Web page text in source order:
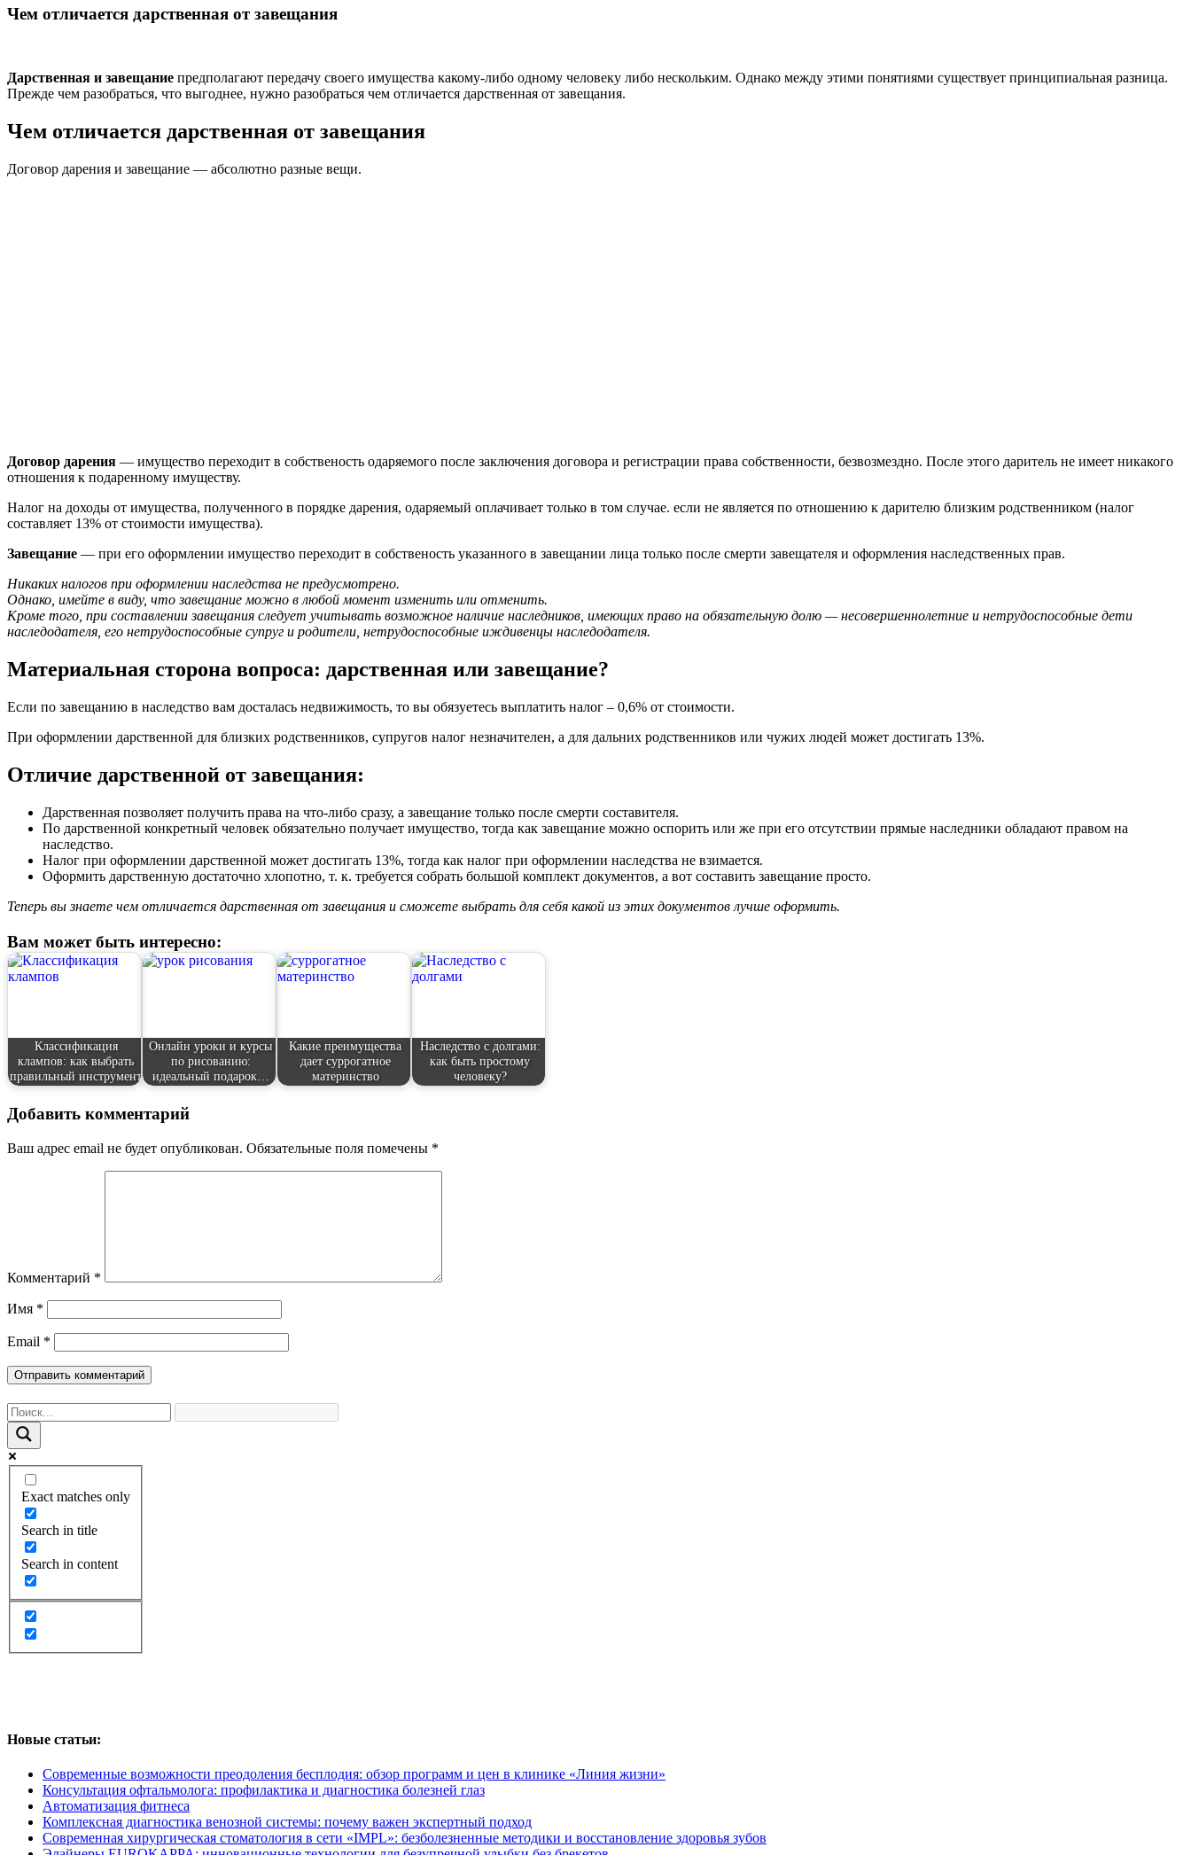
Чем отличается дарственная от завещания
Дарственная и завещание предполагают передачу своего имущества какому-либо одному человеку либо нескольким. Однако между этими понятиями существует принципиальная разница.
Прежде чем разобраться, что выгоднее, нужно разобраться чем отличается дарственная от завещания.
Чем отличается дарственная от завещания
Договор дарения и завещание — абсолютно разные вещи.
Договор дарения — имущество переходит в собственость одаряемого после заключения договора и регистрации права собственности, безвозмездно. После этого даритель не имеет никакого
отношения к подаренному имуществу.
Налог на доходы от имущества, полученного в порядке дарения, одаряемый оплачивает только в том случае. если не является по отношению к дарителю близким родственником (налог
составляет 13% от стоимости имущества).
Завещание — при его оформлении имущество переходит в собственость указанного в завещании лица только после смерти завещателя и оформления наследственных прав.
Никаких налогов при оформлении наследства не предусмотрено.
Однако, имейте в виду, что завещание можно в любой момент изменить или отменить.
Кроме того, при составлении завещания следует учитывать возможное наличие наследников, имеющих право на обязательную долю — несовершеннолетние и нетрудоспособные дети
наследодателя, его нетрудоспособные супруг и родители, нетрудоспособные иждивенцы наследодателя.
Материальная сторона вопроса: дарственная или завещание?
Если по завещанию в наследство вам досталась недвижимость, то вы обязуетесь выплатить налог – 0,6% от стоимости.
При оформлении дарственной для близких родственников, супругов налог незначителен, а для дальних родственников или чужих людей может достигать 13%.
Отличие дарственной от завещания:
Дарственная позволяет получить права на что-либо сразу, а завещание только после смерти составителя.
По дарственной конкретный человек обязательно получает имущество, тогда как завещание можно оспорить или же при его отсутствии прямые наследники обладают правом на
наследство.
Налог при оформлении дарственной может достигать 13%, тогда как налог при оформлении наследства не взимается.
Оформить дарственную достаточно хлопотно, т. к. требуется собрать большой комплект документов, а вот составить завещание просто.
Теперь вы знаете чем отличается дарственная от завещания и сможете выбрать для себя какой из этих документов лучше оформить.
Вам может быть интересно:
Классификация
клампов: как выбрать
правильный инструмент
Онлайн уроки и курсы
по рисованию:
идеальный подарок…
Какие преимущества
дает суррогатное
материнство
Наследство с долгами:
как быть простому
человеку?
Добавить комментарий
Ваш адрес email не будет опубликован. Обязательные поля помечены *
Комментарий *
Имя *
Email *
Exact matches only
Search in title
Search in content
Новые статьи:
Современные возможности преодоления бесплодия: обзор программ и цен в клинике «Линия жизни»
Консультация офтальмолога: профилактика и диагностика болезней глаз
Автоматизация фитнеса
Комплексная диагностика венозной системы: почему важен экспертный подход
Современная хирургическая стоматология в сети «IMPL»: безболезненные методики и восстановление здоровья зубов